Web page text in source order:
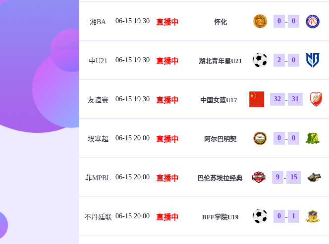
湘BA 06-15 19:30 直播中 怀化 0 - 0
中U21 06-15 19:30 直播中 湖北青年星U21 2 - 0
友谊赛 06-15 19:30 直播中 中国女篮U17 32 - 31
埃塞超 06-15 20:00 直播中 阿尔巴明契 0 - 0
菲MPBL 06-15 20:00 直播中 巴伦苏埃拉经典 9 - 15
不丹廷联 06-15 20:00 直播中 BFF学院U19 0 - 1